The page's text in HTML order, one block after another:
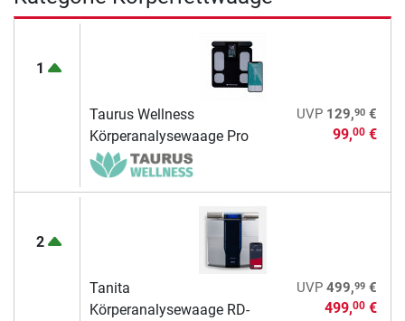
1
Taurus Wellness
Körperanalysewaage Pro
UVP 129,90€
99,00€
2
Tanita
Körperanalysewaage RD-
UVP 499,99€
499,00€